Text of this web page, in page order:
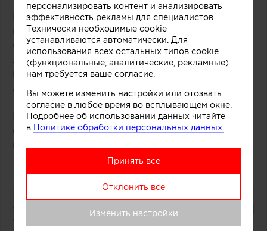
К другим узнаваемым элементам французского
интерьера можно отнести камин. В османских
особняках всё ещё обитают наследники эпохи
Людовика XVI — величественные мраморные
или каменные камины, отделанные чугуном и
декорированные лепными завитками.
Камин, ленина и паркет в таких пространствах
органично соседствуют с современной мебелью
и декором.
персонализировать контент и анализировать
эффективность рекламы для специалистов.
Технически необходимые cookie
устанавливаются автоматически. Для
использования всех остальных типов cookie
(функциональные, аналитические, рекламные)
нам требуется ваше согласие.
Вы можете изменить настройки или отозвать
согласие в любое время во всплывающем окне.
Подробнее об использовании данных читайте
в Политике обработки персональных данных.
Принять все
Отклонить все
Изменить настройки